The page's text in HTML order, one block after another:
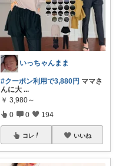
いっちゃんまま
#クーポン利用で3,880円 ママさ
んに大 ...
￥ 3,980～
0 0 194
コレ いいね